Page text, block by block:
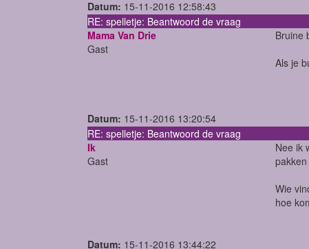
Datum: 15-11-2016 12:58:43
RE: spelletje: Beantwoord de vraag
Mama Van Drie
Gast
Bruine
Als je
Datum: 15-11-2016 13:20:54
RE: spelletje: Beantwoord de vraag
Ik
Gast
Nee ik
Wie
hoe
Datum: 15-11-2016 13:44:22